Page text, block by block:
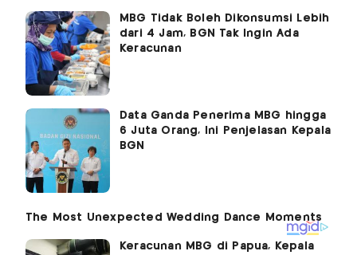
MBG Tidak Boleh Dikonsumsi Lebih
dari 4 Jam, BGN Tak Ingin Ada
Keracunan
Data Ganda Penerima MBG hingga
6 Juta Orang, Ini Penjelasan Kepala
BGN
Keracunan MBG di Papua, Kepala